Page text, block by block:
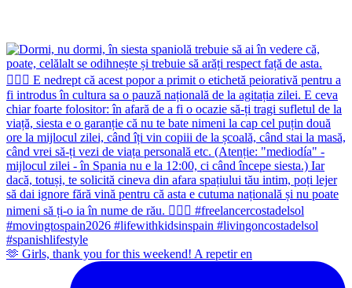
🫶 Girls, thank you for this weekend! A repetir en